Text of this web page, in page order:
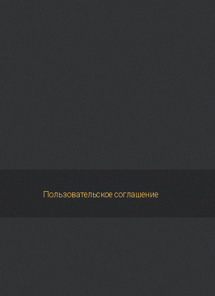
Пользовательское соглашение